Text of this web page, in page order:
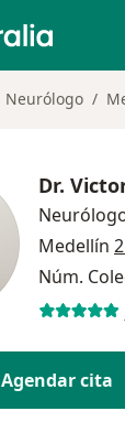
Neurólogo
Dr.
Medellín
Núm.
Agendar cita